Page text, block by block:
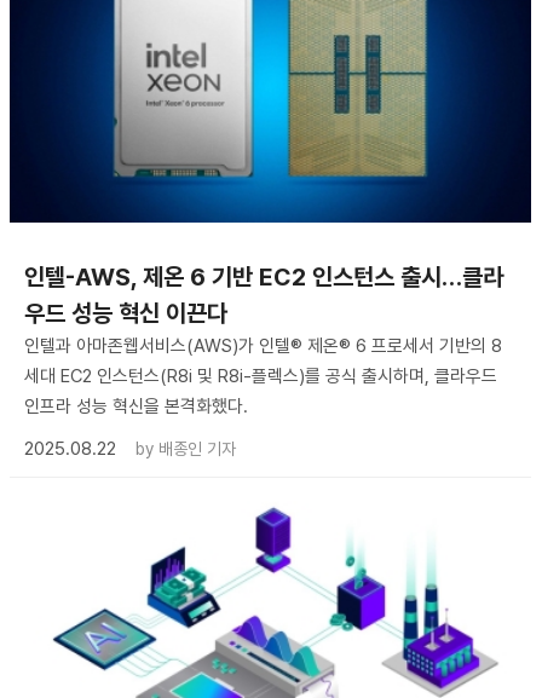
인텔-AWS, 제온 6 기반 EC2 인스턴스 출시…클라
우드 성능 혁신 이끈다
인텔과 아마존웹서비스(AWS)가 인텔® 제온® 6 프로세서 기반의 8
세대 EC2 인스턴스(R8i 및 R8i-플렉스)를 공식 출시하며, 클라우드
인프라 성능 혁신을 본격화했다.
2025.08.22
by 배종인 기자